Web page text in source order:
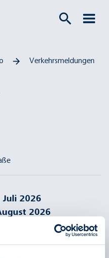
Verkehrsmeldungen
Juli 2026
2026